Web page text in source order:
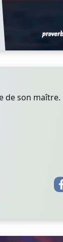
de son maître.